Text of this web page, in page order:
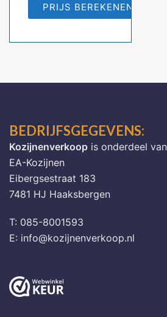
PRIJS BEREKENEN
product
optie
worden
op
productpagina
BEDRIJFSGEGEVENS:
Kozijnenverkoop is onderdeel van
EA-Kozijnen
Eibergsestraat 183
7481 HJ Haaksbergen
T: 085-8001593
E: info@kozijnenverkoop.nl